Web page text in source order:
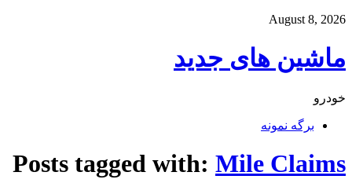
August 8, 2026
ماشین های جدید
خودرو
برگه نمونه
Posts tagged with: Mile Claims